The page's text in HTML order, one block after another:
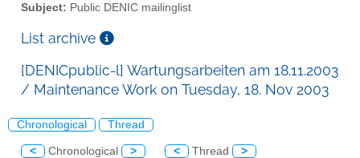
Subject: Public DENIC mailinglist
List archive
[DENICpublic-l] Wartungsarbeiten am 18.11.2003
/ Maintenance Work on Tuesday, 18. Nov 2003
Chronological Thread
< Chronological > < Thread >